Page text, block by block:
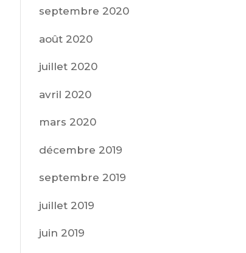
septembre 2020
août 2020
juillet 2020
avril 2020
mars 2020
décembre 2019
septembre 2019
juillet 2019
juin 2019